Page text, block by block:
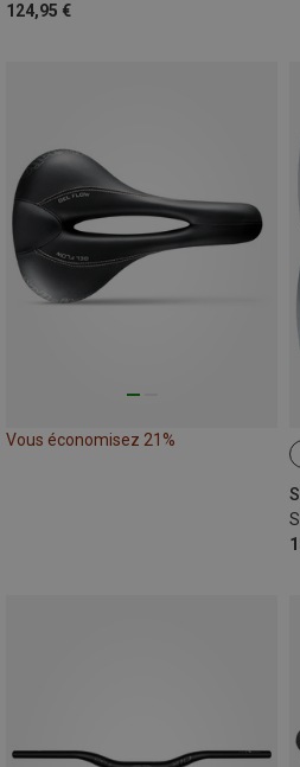
124,95 €
Vous économisez 21%